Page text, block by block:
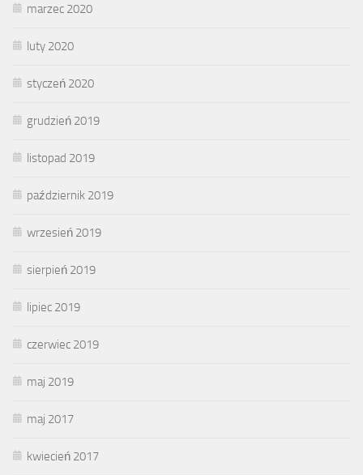
marzec 2020
luty 2020
styczeń 2020
grudzień 2019
listopad 2019
październik 2019
wrzesień 2019
sierpień 2019
lipiec 2019
czerwiec 2019
maj 2019
maj 2017
kwiecień 2017